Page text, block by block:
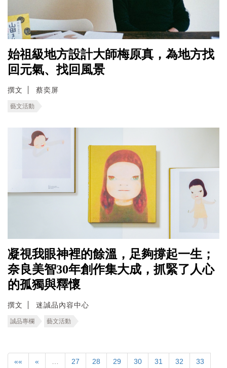
始祖級地方設計大師梅原真，為地方找
回元氣、找回風景
撰文 蔡奕屏
藝文活動
凝視我眼神裡的餘溫，足夠撐起一生；
奈良美智30年創作集大成，抓緊了人心
的孤獨與釋懷
撰文 迷誠品內容中心
誠品專欄 藝文活動
«« « 27 28 29 30 31 32 33